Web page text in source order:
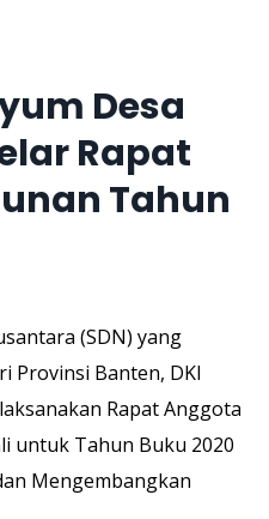
Desa
Rapat
Tahun
(SDN) yang
Provinsi Banten, DKI
Rapat Anggota
untuk Tahun Buku 2020
Mengembangkan